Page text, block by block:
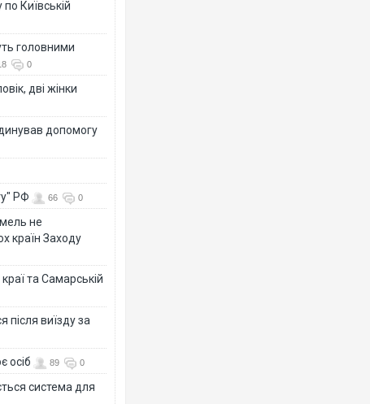
Київській
головними
0
дві жінки
допомогу
РФ 66 0
не
країн Заходу
та Самарській
після виїзду за
осіб 89 0
система для
Вже вивели на тести: